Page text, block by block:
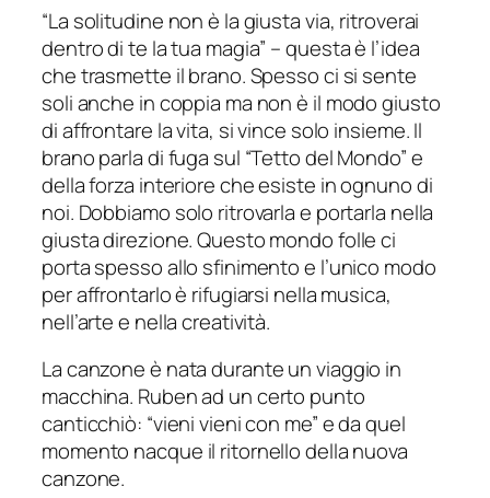
“La solitudine non è la giusta via, ritroverai
dentro di te la tua magia” – questa è l’idea
che trasmette il brano. Spesso ci si sente
soli anche in coppia ma non è il modo giusto
di affrontare la vita, si vince solo insieme. Il
brano parla di fuga sul “Tetto del Mondo” e
della forza interiore che esiste in ognuno di
noi. Dobbiamo solo ritrovarla e portarla nella
giusta direzione. Questo mondo folle ci
porta spesso allo sfinimento e l’unico modo
per affrontarlo è rifugiarsi nella musica,
nell’arte e nella creatività.
La canzone è nata durante un viaggio in
macchina. Ruben ad un certo punto
canticchiò: “vieni vieni con me” e da quel
momento nacque il ritornello della nuova
canzone.